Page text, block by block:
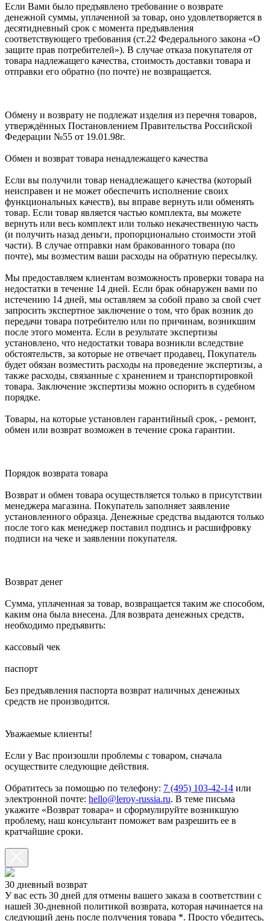
Если Вами было предъявлено требование о возврате
денежной суммы, уплаченной за товар, оно удовлетворяется в
десятидневный срок с момента предъявления
соответствующего требования (ст.22 Федерального закона «О
защите прав потребителей»). В случае отказа покупателя от
товара надлежащего качества, стоимость доставки товара и
отправки его обратно (по почте) не возвращается.
Обмену и возврату не подлежат изделия из перечня товаров,
утверждённых Постановлением Правительства Российской
Федерации №55 от 19.01.98г.
Обмен и возврат товара ненадлежащего качества
Если вы получили товар ненадлежащего качества (который
неисправен и не может обеспечить исполнение своих
функциональных качеств), вы вправе вернуть или обменять
товар. Если товар является частью комплекта, вы можете
вернуть или весь комплект или только некачественную часть
(и получить назад деньги, пропорционально стоимости этой
части). В случае отправки нам бракованного товара (по
почте), мы возместим ваши расходы на обратную пересылку.
Мы предоставляем клиентам возможность проверки товара на
недостатки в течение 14 дней. Если брак обнаружен вами по
истечению 14 дней, мы оставляем за собой право за свой счет
запросить экспертное заключение о том, что брак возник до
передачи товара потребителю или по причинам, возникшим
после этого момента. Если в результате экспертизы
установлено, что недостатки товара возникли вследствие
обстоятельств, за которые не отвечает продавец, Покупатель
будет обязан возместить расходы на проведение экспертизы, а
также расходы, связанные с хранением и транспортировкой
товара. Заключение экспертизы можно оспорить в судебном
порядке.
Товары, на которые установлен гарантийный срок, - ремонт,
обмен или возврат возможен в течение срока гарантии.
Порядок возврата товара
Возврат и обмен товара осуществляется только в присутствии
менеджера магазина. Покупатель заполняет заявление
установленного образца. Денежные средства выдаются только
после того как менеджер поставил подпись и расшифровку
подписи на чеке и заявлении покупателя.
Возврат денег
Сумма, уплаченная за товар, возвращается таким же способом,
каким она была внесена. Для возврата денежных средств,
необходимо предъявить:
кассовый чек
паспорт
Без предъявления паспорта возврат наличных денежных
средств не производится.
Уважаемые клиенты!
Если у Вас произошли проблемы с товаром, сначала
осуществите следующие действия.
Обратитесь за помощью по телефону: 7 (495) 103-42-14 или
электронной почте: hello@leroy-russia.ru. В теме письма
укажите «Возврат товара» и сформулируйте возникшую
проблему, наш консультант поможет вам разрешить ее в
кратчайшие сроки.
30 дневный возврат
У вас есть 30 дней для отмены вашего заказа в соответствии с
нашей 30-дневной политикой возврата, которая начинается на
следующий день после получения товара *. Просто убедитесь,